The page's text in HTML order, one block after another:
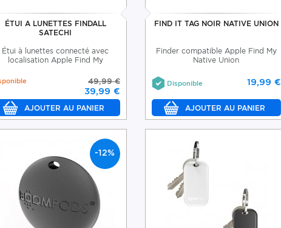
ÉTUI A LUNETTES FINDALL
SATECHI
Étui à lunettes connecté avec
localisation Apple Find My
49,99 €
39,99 €
FIND IT TAG NOIR NATIVE UNION
Finder compatible Apple Find My
Native Union
19,99 €
Disponible
-12%